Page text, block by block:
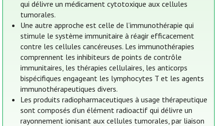
qui délivre un médicament cytotoxique aux cellules
tumorales.
Une autre approche est celle de l’immunothérapie qui
stimule le système immunitaire à réagir efficacement
contre les cellules cancéreuses. Les immunothérapies
comprennent les inhibiteurs de points de contrôle
immunitaires, les thérapies cellulaires, les anticorps
bispécifiques engageant les lymphocytes T et les agents
immunothérapeutiques divers.
Les produits radiopharmaceutiques à usage thérapeutique
sont composés d’un élément radioactif qui délivre un
rayonnement ionisant aux cellules tumorales, par liaison